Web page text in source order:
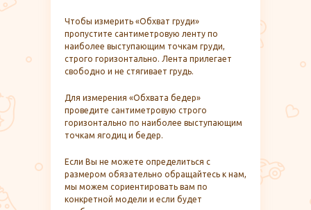
Чтобы измерить «Обхват груди»
пропустите сантиметровую ленту по
наиболее выступающим точкам груди,
строго горизонтально. Лента прилегает
свободно и не стягивает грудь.
Для измерения «Обхвата бедер»
проведите сантиметровую строго
горизонтально по наиболее выступающим
точкам ягодиц и бедер.
Если Вы не можете определиться с
размером обязательно обращайтесь к нам,
мы можем сориентировать вам по
конкретной модели и если будет